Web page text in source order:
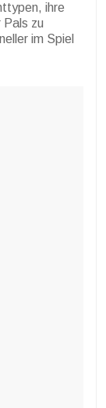
ihre
Pals zu
im Spiel